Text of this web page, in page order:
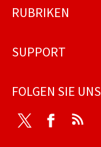
Footer
RUBRIKEN
SUPPORT
FOLGEN SIE UNS
Twitter Facebook